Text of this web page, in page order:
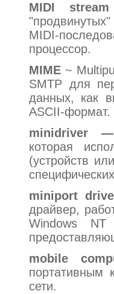
MIDI
MIDI-
процессор.
MIME ~
SMTP для
данных, как
ASCII-формат.
minidriver —
которая
(устройств
miniport
драйвер,
Windows
mobile
портативным
сети.